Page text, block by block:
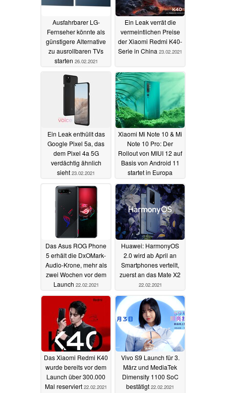
Ausfahrbarer LG-
Fernseher könnte als
günstigere Alternative
zu ausrollbaren TVs
starten 26.02.2021
Ein Leak verrät die
vermeintlichen Preise
der Xiaomi Redmi K40-
Serie in China 23.02.2021
Ein Leak enthüllt das
Google Pixel 5a, das
dem Pixel 4a 5G
verdächtig ähnlich
sieht 23.02.2021
Xiaomi Mi Note 10 & Mi
Note 10 Pro: Der
Rollout von MIUI 12 auf
Basis von Android 11
startet in Europa
22.02.2021
Das Asus ROG Phone
5 erhält die DxOMark-
Audio-Krone, mehr als
zwei Wochen vor dem
Launch 22.02.2021
Huawei: HarmonyOS
2.0 wird ab April an
Smartphones verteilt,
zuerst an das Mate X2
22.02.2021
Das Xiaomi Redmi K40
wurde bereits vor dem
Launch über 300.000
Mal reserviert 22.02.2021
Vivo S9 Launch für 3.
März und MediaTek
Dimensity 1100 SoC
bestätigt 22.02.2021